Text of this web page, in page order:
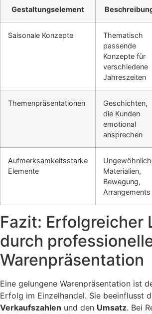
Gestaltungselement
Saisonale Konzepte
Thematisch
passende
Konzepte für
verschiedene
Jahreszeiten
Themenpräsentationen
Geschichten,
die Kunden
emotional
ansprechen
Aufmerksamkeitsstarke
Elemente
Materialien,
Bewegung,
Arrangements
Fazit: Erfolgreicher
durch
Warenpräsentation
Eine gelungene Warenpräsentation ist
Erfolg im Einzelhandel. Sie beeinflusst
Verkaufszahlen und den Umsatz. Bei